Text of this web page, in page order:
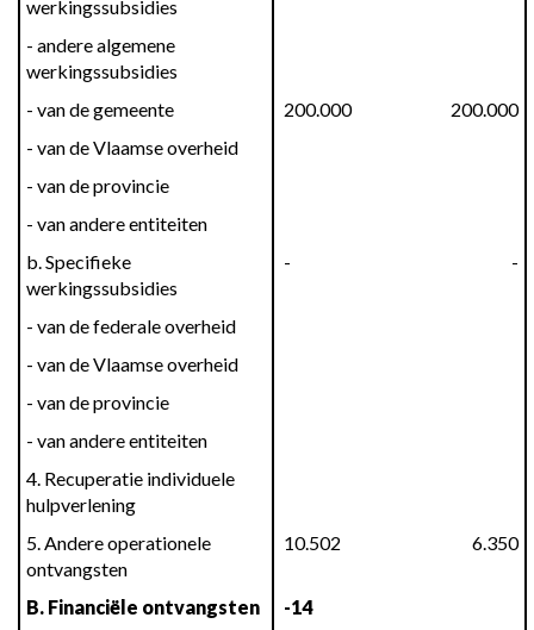
werkingssubsidies
- andere algemene
werkingssubsidies
- van de gemeente
200.000
200.000
- van de Vlaamse overheid
- van de provincie
- van andere entiteiten
b. Specifieke
werkingssubsidies
- -
- van de federale overheid
- van de Vlaamse overheid
- van de provincie
- van andere entiteiten
4. Recuperatie individuele
hulpverlening
5. Andere operationele
ontvangsten
10.502 6.350
B. Financiële ontvangsten
-14